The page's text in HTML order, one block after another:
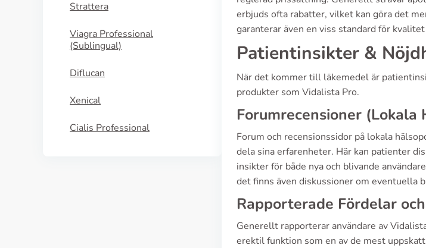
Strattera
Viagra Professional
(Sublingual)
Diflucan
Xenical
Cialis Professional
erbjuds ofta rabatter, vilket kan göra det
garanterar även en viss standard för
Patientinsikter &
När det kommer till läkemedel är
produkter som Vidalista Pro.
Forumrecensioner
Forum och recensionssidor på lokala
dela sina erfarenheter. Här kan patienter
insikter för både nya och blivande
det finns även diskussioner om eventuella
Rapporterade Fördelar
Generellt rapporterar användare av
erektil funktion som en av de mest